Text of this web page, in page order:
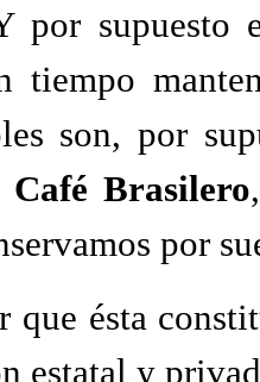
por supuesto
tiempo
son, por
Café Brasilero
por
que ésta
estatal y